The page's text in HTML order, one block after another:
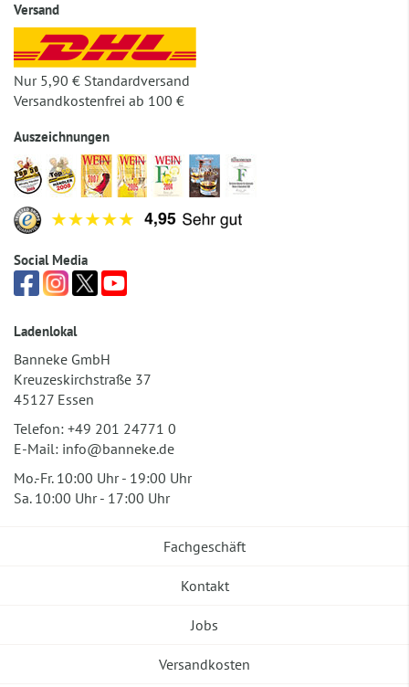
Versand
Nur 5,90 € Standardversand
Versandkostenfrei ab 100 €
Auszeichnungen
Social Media
Ladenlokal
Banneke GmbH
Kreuzeskirchstraße 37
45127 Essen
Telefon: +49 201 24771 0
E-Mail: info@banneke.de
Mo.-Fr. 10:00 Uhr - 19:00 Uhr
Sa. 10:00 Uhr - 17:00 Uhr
Fachgeschäft
Kontakt
Jobs
Versandkosten